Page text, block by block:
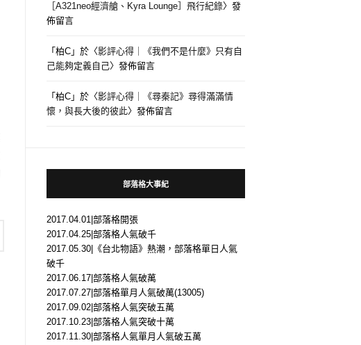
［A321neo經濟艙、Kyra Lounge］飛行紀錄〉發
佈留言
「柏C 」於〈影評心得｜《我們不是什麼》只有自
己能夠定義自己〉發佈留言
「柏C 」於〈影評心得｜《尋秦記》尋得滿滿情
懷，與長大後的彼此〉發佈留言
部落格大事紀
2017.04.01|部落格開張
2017.04.25|部落格人氣破千
2017.05.30|《台北物語》熱潮，部落格單日人氣
破千
2017.06.17|部落格人氣破萬
2017.07.27|部落格單月人氣破萬(13005)
2017.09.02|部落格人氣突破五萬
2017.10.23|部落格人氣突破十萬
2017.11.30|部落格人氣單月人氣破五萬